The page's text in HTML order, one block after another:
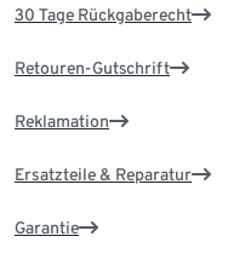
30 Tage Rückgaberecht
Retouren-Gutschrift
Reklamation
Ersatzteile & Reparatur
Garantie